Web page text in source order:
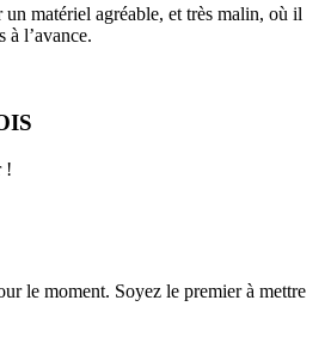
matériel agréable, et très malin, où il
à l’avance.
!
le moment. Soyez le premier à mettre